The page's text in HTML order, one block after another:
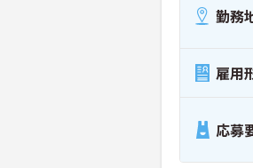
勤務
雇用
応募